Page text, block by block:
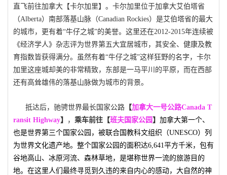
直飞前往加拿大【卡尔加里】。卡尔加里位于加拿大艾伯塔省
（Alberta）南部落基山脉（Canadian Rockies）是艾伯塔省的最大
的城市，更有着“牛仔之城”的美誉。这里还在2012-2015年连续被
《经济学人》杂志评为世界第五大宜居城市，其安全、健康及教
育指数皆获得满分。虽然有着“牛仔之城”这样狂野的名字，卡尔
加里这座城却美的非常精致，东部是一马平川的平原，而在西部
还有高耸雄伟的落基山脉做为城市的背景。
抵达后，驰骋世界最长国家公路 【加拿大一号公路Canada T
ransit Highway】 ， 乘车前往【班夫国家公园 】 加拿大第一个、
也是世界第三个国家公园，被联合国教科文组织（UNESCO）列
为世界文化遗产地。 整个国家公园的面积达6,641平方千米，包有
谷地高山、冰原河流、森林草地，是堪称世界一流的旅游目的
地。在这里人们最终寻觅到久违的来自内心的感动，大自然的神